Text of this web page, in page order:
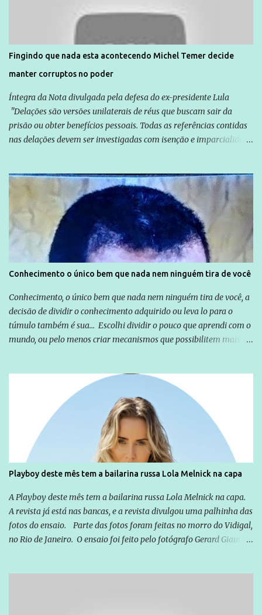
são vítimas de violência, estão em situação de risco ou têm seus
direitos violados. Leia mais: Anistia Internacional cobra do Brasil
solução do caso Amarildo - Terra Brasil
Fingindo que nada esta acontecendo Michel Temer decide
manter corruptos no poder
Íntegra da Nota divulgada pela defesa do ex-presidente Lula
"Delações são versões unilaterais de réus que buscam sair da
prisão ou obter benefícios pessoais. Todas as referências contidas
nas delações devem ser investigadas com isenção e imparcialidade
Globo manteve com o Grupo Odebrecht, citada na delação de
Emílio Odebrecht. Lula sempre atuou para promover o Brasil no
exterior, e não para promover determinadas empresas ou
empresários" Assina a nota o advogado Cristiano Zanin Martins
Conhecimento o único bem que nada nem ninguém tira de você
Conhecimento, o único bem que nada nem ninguém tira de você, a
decisão de dividir o conhecimento adquirido ou leva lo para o
túmulo também é sua... Escolhi dividir o pouco que aprendi com o
mundo, ou pelo menos criar mecanismos que possibilitem mais e
empreendedor da comunicação, que além de informação
cotidiana, corriqueira e cada vez mais preocupantes, do tipo que
você já esta acostumado a ver neste espaço, vou trabalhar a ideia
que possibilite distribuir não só informações, mas que gere de
forma consistente a riqueza do conhecimento... Exemplo: o
cidadão brasileiro não precisa só ser informado sobre operações
da Lava Jato, Reformas que podem retirar ou não direitos, ou
quem vai ser preso ou não; é preciso levar até as pessoas, do mais
simples ao mais burguês, o que diz a nossa Constituição, quais são
seus direitos e deveres em ...
Playboy deste mês tem a bailarina russa Lola Melnick na capa
A Playboy deste mês tem a bailarina russa Lola Melnick na capa.
A revista já está nas bancas, e a revista divulgou uma palhinha das
fotos do ensaio. Parte das fotos foram feitas no morro do Vidigal,
no Rio de Janeiro. O ensaio foi feito pelo fotógrafo Gerard Giaume